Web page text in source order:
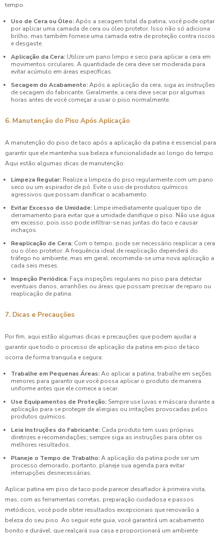
tempo.
Uso de Cera ou Óleo:Após a secagem total da patina, você pode optar
por aplicar uma camada de cera ou óleo protetor. Isso não só adiciona
brilho, mas também fornece uma camada extra de proteção contra riscos
e desgaste.
Aplicação da Cera: Utilize um pano limpo e seco para aplicar a cera em
movimentos circulares. A quantidade de cera deve ser moderada para
evitar acúmulo em áreas específicas.
Secagem do Acabamento:Após a aplicação da cera, siga as instruções
de secagem do fabricante. Geralmente, a cera deve secar por algumas
horas antes de você começar a usar o piso normalmente.
6. Manutenção do Piso Após Aplicação
A manutenção do piso de taco após a aplicação da patina é essencial para
garantir que ele mantenha sua beleza e funcionalidade ao longo do tempo.
Aqui estão algumas dicas de manutenção:
Limpeza Regular: Realize a limpeza do piso regularmente com um pano
seco ou um aspirador de pó. Evite o uso de produtos químicos
agressivos que possam danificar o acabamento.
Evitar Excesso de Umidade: Limpe imediatamente qualquer tipo de
derramamento para evitar que a umidade danifique o piso. Não use água
em excesso, pois isso pode infiltrar-se nas juntas do taco e causar
inchaços.
Reaplicação de Cera: Com o tempo, pode ser necessário reaplicar a cera
ou o óleo protetor. A frequência ideal de reaplicação dependerá do
tráfego no ambiente, mas em geral, recomenda-se uma nova aplicação a
cada seis meses.
Inspeção Periódica: Faça inspeções regulares no piso para detectar
eventuais danos, arranhões ou áreas que possam precisar de reparo ou
reaplicação de patina.
7. Dicas e Precauções
Por fim, aqui estão algumas dicas e precauções que podem ajudar a
garantir que todo o processo de aplicação da patina em piso de taco
ocorra de forma tranquila e segura:
Trabalhe em Pequenas Áreas:Ao aplicar a patina, trabalhe em seções
menores para garantir que você possa aplicar o produto de maneira
uniforme antes que ele comece a secar.
Use Equipamentos de Proteção: Sempre use luvas e máscara durante a
aplicação para se proteger de alergias ou irritações provocadas pelos
produtos químicos.
Leia Instruções do Fabricante: Cada produto tem suas próprias
diretrizes e recomendações; sempre siga as instruções para obter os
melhores resultados.
Planeje o Tempo de Trabalho:A aplicação da patina pode ser um
processo demorado, portanto, planeje sua agenda para evitar
interrupções desnecessárias.
Aplicar patina em piso de taco pode parecer desafiador à primeira vista,
mas, com as ferramentas corretas, preparação cuidadosa e passos
metódicos, você pode obter resultados excepcionais que renovarão a
beleza do seu piso. Ao seguir este guia, você garantirá um acabamento
bonito e durável, que realçará sua casa e proporcionará um ambiente